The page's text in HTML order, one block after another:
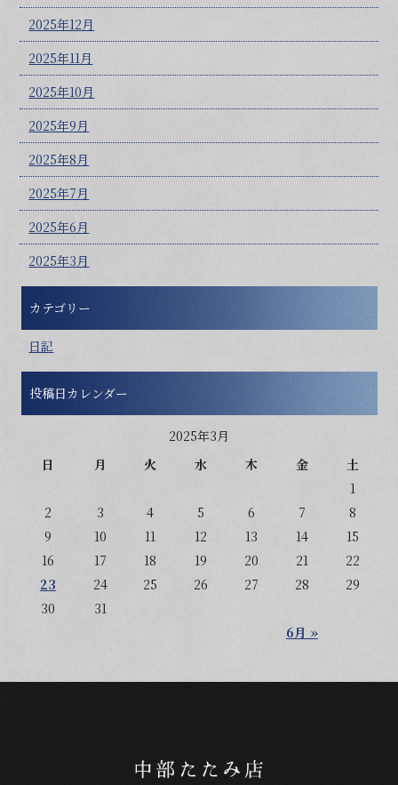
2025年12月
2025年11月
2025年10月
2025年9月
2025年8月
2025年7月
2025年6月
2025年3月
カテゴリー
日記
投稿日カレンダー
2025年3月
日
月 火 水 木 金 土
6月 »
1
2
3 4 5 6 7
8
9
10 11 12 13 14
15
16
17 18 19 20 21
22
23
24 25 26 27 28
29
30
31